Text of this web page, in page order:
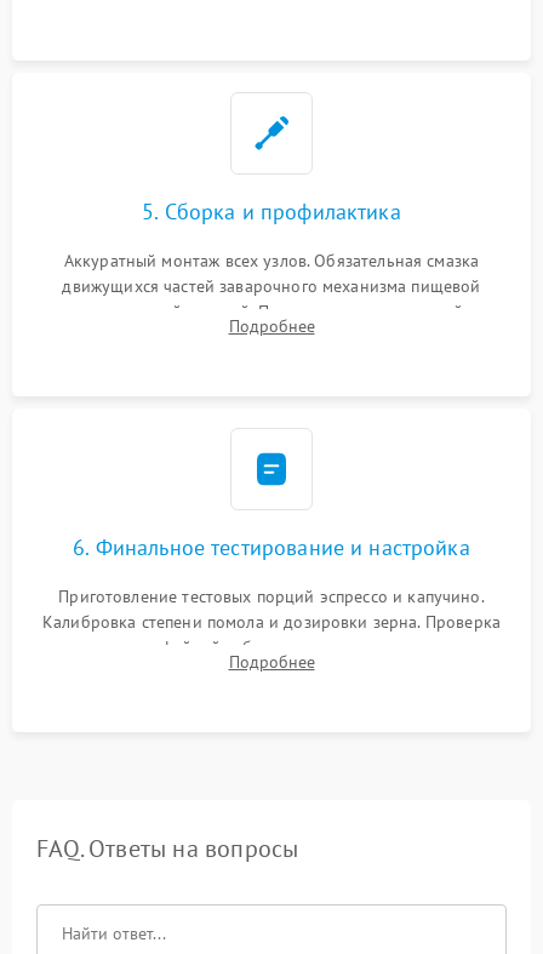
5. Сборка и профилактика
Аккуратный монтаж всех узлов. Обязательная смазка
движущихся частей заварочного механизма пищевой
силиконовой смазкой. Проведение программной
декальцинации и очистки системы от кофейных масел.
Подробнее
6. Финальное тестирование и настройка
Приготовление тестовых порций эспрессо и капучино.
Калибровка степени помола и дозировки зерна. Проверка
плотности кофейной таблетки, температуры напитка и
качества молочной пены. Контроль отсутствия посторонних
Подробнее
FAQ. Ответы на вопросы